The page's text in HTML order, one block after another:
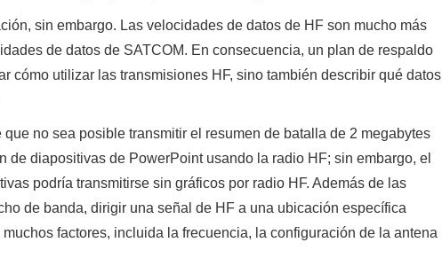
sin embargo. Las velocidades de datos de HF son mucho más
de datos de SATCOM. En consecuencia, un plan de respaldo
cómo utilizar las transmisiones HF, sino también describir qué datos
que no sea posible transmitir el resumen de batalla de 2 megabytes
de diapositivas de PowerPoint usando la radio HF; sin embargo, el
podría transmitirse sin gráficos por radio HF. Además de las
de banda, dirigir una señal de HF a una ubicación específica
factores, incluida la frecuencia, la configuración de la antena